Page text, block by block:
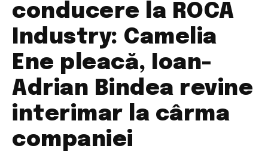
conducere la ROCA
Industry: Camelia
Ene pleacă, Ioan-
Adrian Bindea revine
interimar la cârma
companiei